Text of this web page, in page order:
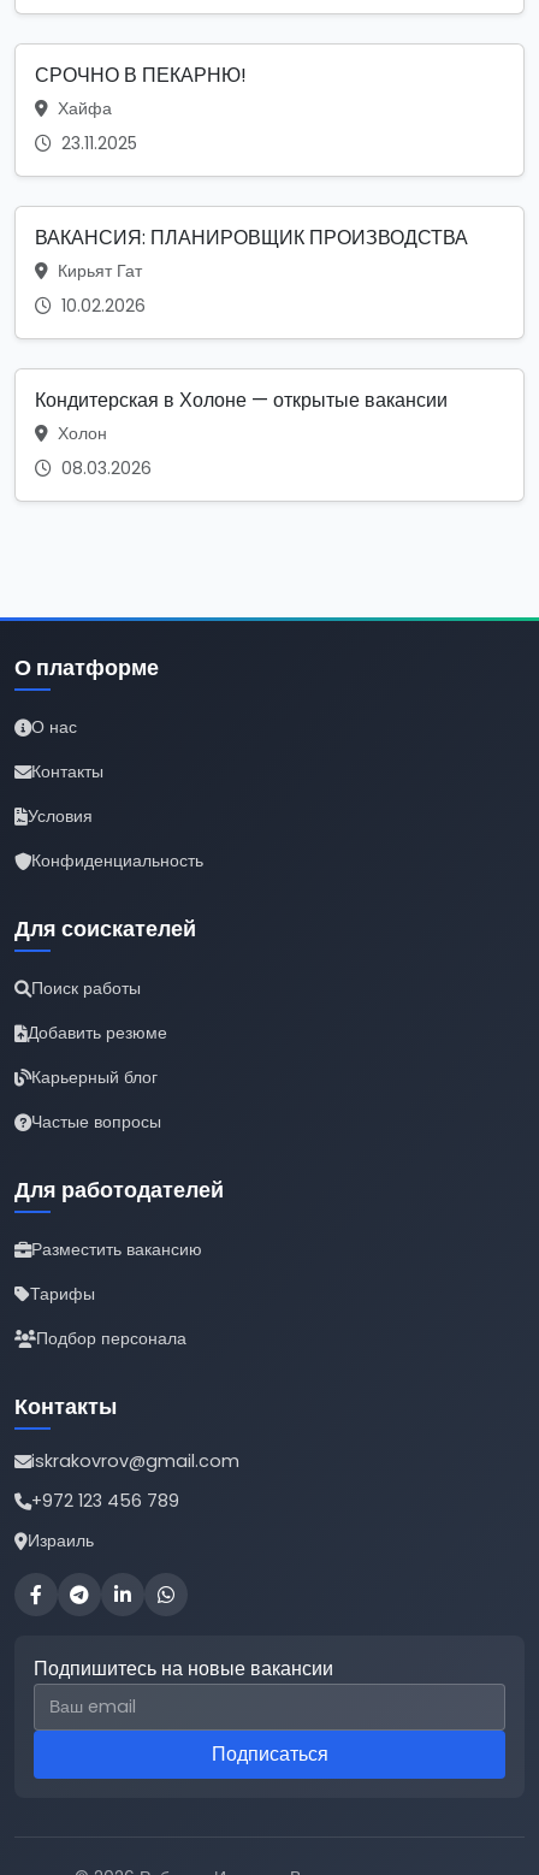
СРОЧНО В ПЕКАРНЮ!
Хайфа
23.11.2025
ВАКАНСИЯ: ПЛАНИРОВЩИК ПРОИЗВОДСТВА
Кирьят Гат
10.02.2026
Кондитерская в Холоне — открытые вакансии
Холон
08.03.2026
О платформе
О нас
Контакты
Условия
Конфиденциальность
Для соискателей
Поиск работы
Добавить резюме
Карьерный блог
Частые вопросы
Для работодателей
Разместить вакансию
Тарифы
Подбор персонала
Контакты
iskrakovrov@gmail.com
+972 123 456 789
Израиль
Подпишитесь на новые вакансии
Email для подписки
Подписаться